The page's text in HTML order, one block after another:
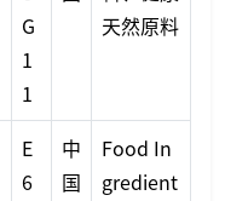
G
1
1
天然原料
E
6
中
国
Food In
gredient